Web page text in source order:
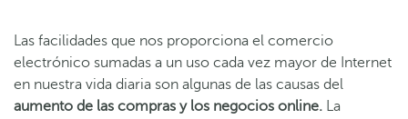
Las facilidades que nos proporciona el comercio
electrónico sumadas a un uso cada vez mayor de Internet
en nuestra vida diaria son algunas de las causas del
aumento de las compras y los negocios online. La